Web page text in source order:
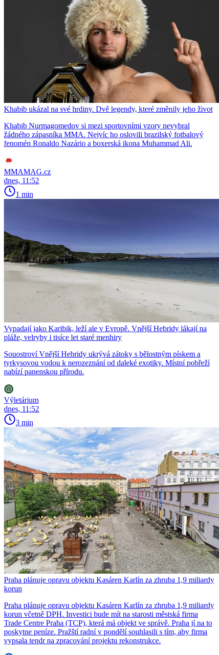
Khabib ukázal na své hrdiny. Dvě legendy, které změnily jeho život
Khabib Nurmagomedov si mezi sportovními vzory nevybral
žádného zápasníka MMA. Nejvíc ho oslovili brazilský fotbalový
fenomén Ronaldo Nazário a boxerská ikona Muhammad Ali.
MMAMAG.cz
dnes, 11:52
1 min
Vypadají jako Karibik, leží ale v Evropě. Vnější Hebridy lákají na
pláže, velryby i tisíce let staré menhiry
Souostroví Vnější Hebridy ukrývá zátoky s bělostným pískem a
tyrkysovou vodou k nerozeznání od daleké exotiky. Místní pobřeží
nabízí panenskou přírodu.
Výletárium
dnes, 11:52
3 min
Praha plánuje opravu objektu Kasáren Karlín za zhruba 1,9 miliardy
korun
Praha plánuje opravu objektu Kasáren Karlín za zhruba 1,9 miliardy
korun včetně DPH. Investici bude mít na starosti městská firma
Trade Centre Praha (TCP), která má objekt ve správě. Praha jí na to
poskytne peníze. Pražští radní v pondělí souhlasili s tím, aby firma
vypsala tendr na zpracování projektu rekonstrukce.